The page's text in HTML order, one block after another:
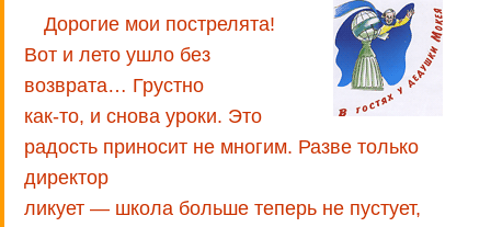
Дорогие мои пострелята!
Вот и лето ушло без
возврата… Грустно
как-то, и снова уроки. Это
радость приносит не многим. Разве только
директор
ликует — школа больше теперь не пустует,